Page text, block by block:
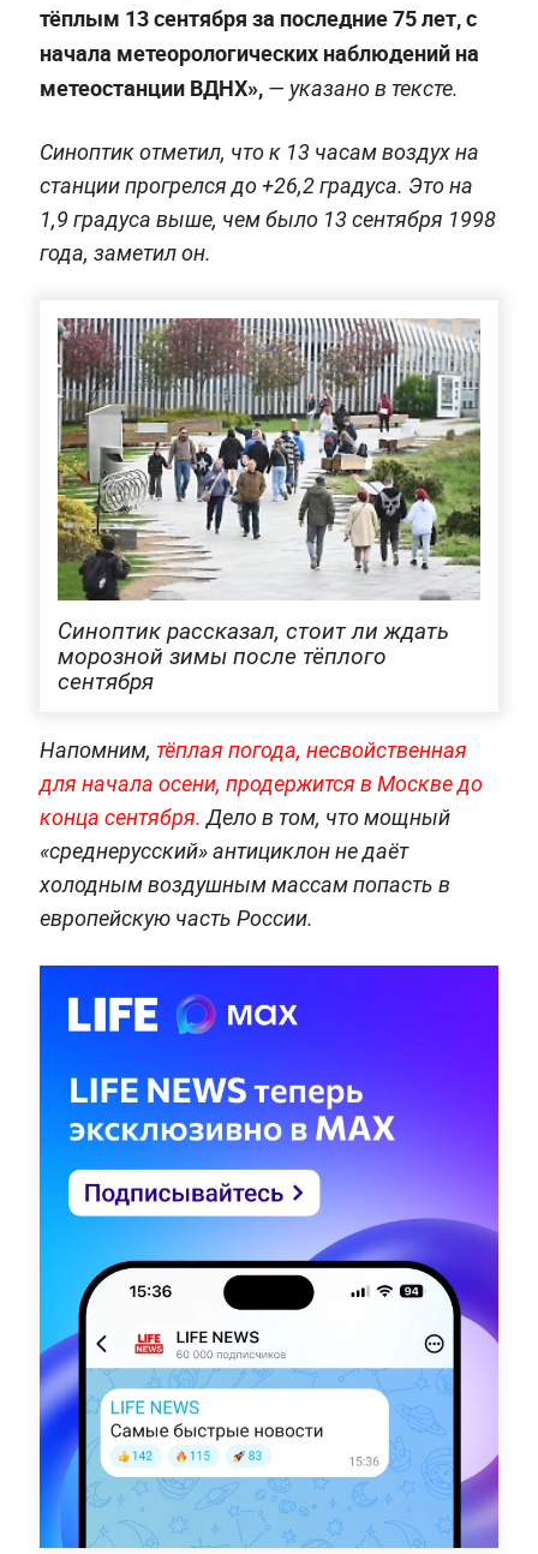
тёплым 13 сентября за последние 75 лет, с
начала метеорологических наблюдений на
метеостанции ВДНХ», — указано в тексте.
Синоптик отметил, что к 13 часам воздух на
станции прогрелся до +26,2 градуса. Это на
1,9 градуса выше, чем было 13 сентября 1998
года, заметил он.
Синоптик рассказал, стоит ли ждать
морозной зимы после тёплого
сентября
Напомним, тёплая погода, несвойственная
для начала осени, продержится в Москве до
конца сентября.Дело в том, что мощный
«среднерусский» антициклон не даёт
холодным воздушным массам попасть в
европейскую часть России.